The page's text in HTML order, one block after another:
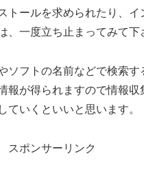
トールを求められたり、イ
、一度立ち止まってみて下
ソフトの名前などで検索す
報が得られますので情報収
ていくといいと思います。
スポンサーリンク